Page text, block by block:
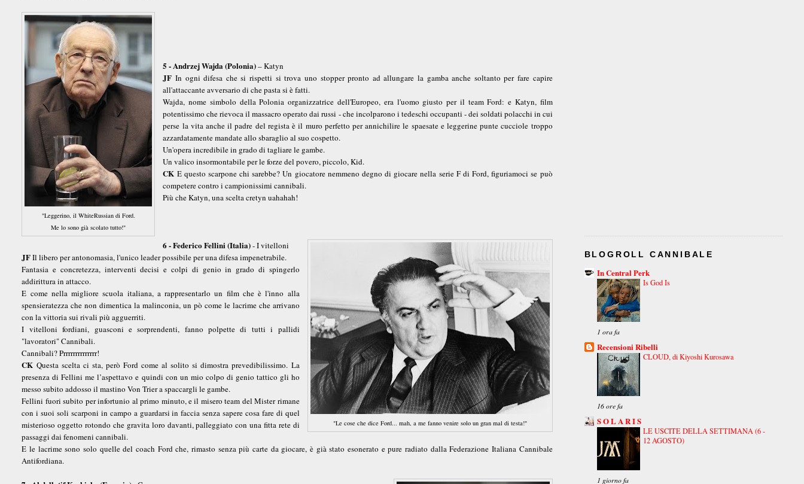
"Leggerino, il WhiteRussian di Ford.
Me lo sono già scolato tutto!"
5 - Andrzej Wajda (Polonia)– Katyn
JF In ogni difesa che si rispetti si trova uno stopper pronto ad allungare la gamba anche soltanto per fare capire
all'attaccante avversario di che pasta si è fatti.
Wajda, nome simbolo della Polonia organizzatrice dell'Europeo, era l'uomo giusto per il team Ford: e Katyn, film
potentissimo che rievoca il massacro operato dai russi - che incolparono i tedeschi occupanti - dei soldati polacchi in cui
perse la vita anche il padre del regista è il muro perfetto per annichilire le spaesate e leggerine punte cucciole troppo
azzardatamente mandate allo sbaraglio al suo cospetto.
Un'opera incredibile in grado di tagliare le gambe.
Un valico insormontabile per le forze del povero, piccolo, Kid.
CK E questo scarpone chi sarebbe? Un giocatore nemmeno degno di giocare nella serie F di Ford, figuriamoci se può
competere contro i campionissimi cannibali.
Più che Katyn, una scelta cretyn uahahah!
"Le cose che dice Ford... mah, a me fanno venire solo un gran mal di testa!"
6 - Federico Fellini (Italia)- I vitelloni
JFIl libero per antonomasia, l'unico leader possibile per una difesa impenetrabile.
Fantasia e concretezza, interventi decisi e colpi di genio in grado di spingerlo
addirittura in attacco.
E come nella migliore scuola italiana, a rappresentarlo un film che è l'inno alla
spensieratezza che non dimentica la malinconia, un pò come le lacrime che arrivano
con la vittoria sui rivali più agguerriti.
I vitelloni fordiani, guasconi e sorprendenti, fanno polpette di tutti i pallidi
"lavoratori" Cannibali.
Cannibali? Prrrrrrrrrrrrrr!
CK Questa scelta ci sta, però Ford come al solito si dimostra prevedibilissimo. La
presenza di Fellini me l’aspettavo e quindi con un mio colpo di genio tattico gli ho
messo subito addosso il mastino Von Trier a spaccargli le gambe.
Fellini fuori subito per infortunio al primo minuto, e il misero team del Mister rimane
con i suoi soli scarponi in campo a guardarsi in faccia senza sapere cosa fare di quel
misterioso oggetto rotondo che gravita loro davanti, palleggiato con una fitta rete di
passaggi dai fenomeni cannibali.
E le lacrime sono solo quelle del coach Ford che, rimasto senza più carte da giocare, è già stato esonerato e pure radiato dalla Federazione Italiana Cannibale
Antifordiana.
BLOGROLL CANNIBALE
In Central Perk
Is God Is
1 ora fa
Recensioni Ribelli
CLOUD, di Kiyoshi Kurosawa
16 ore fa
S O L A R I S
LE USCITE DELLA SETTIMANA (6 -
12 AGOSTO)
1 giorno fa